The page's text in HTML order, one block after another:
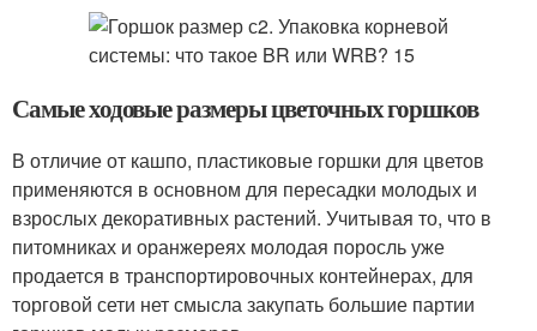
Самые ходовые размеры цветочных горшков
В отличие от кашпо, пластиковые горшки для цветов
применяются в основном для пересадки молодых и
взрослых декоративных растений. Учитывая то, что в
питомниках и оранжереях молодая поросль уже
продается в транспортировочных контейнерах, для
торговой сети нет смысла закупать большие партии